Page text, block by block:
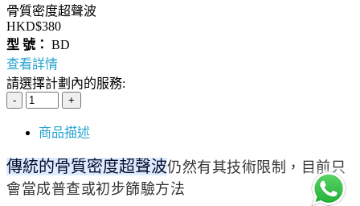
骨質密度超聲波
HKD$380
型 號： BD
查看詳情
請選擇計劃內的服務:
商品描述
傳統的骨質密度超聲波仍然有其技術限制，目前只
會當成普查或初步篩驗方法